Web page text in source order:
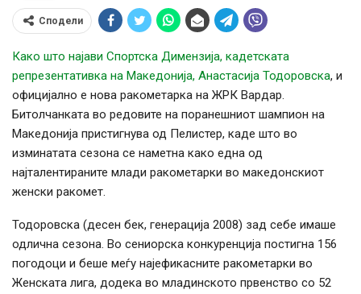
Сподели
Како што најави Спортска Димензија, кадетската
репрезентативка на Македонија, Анастасија Тодоровска, и
официјално е нова ракометарка на ЖРК Вардар.
Битолчанката во редовите на поранешниот шампион на
Македонија пристигнува од Пелистер, каде што во
изминатата сезона се наметна како една од
најталентираните млади ракометарки во македонскиот
женски ракомет.
Тодоровска (десен бек, генерација 2008) зад себе имаше
одлична сезона. Во сениорска конкуренција постигна 156
погодоци и беше меѓу најефикасните ракометарки во
Женската лига, додека во младинското првенство со 52